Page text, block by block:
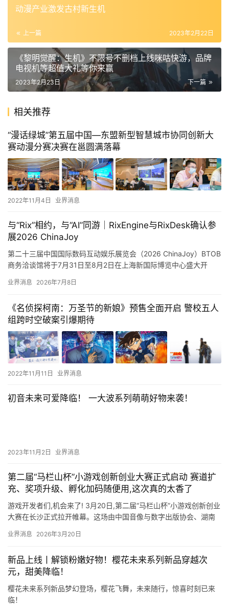
动漫产业激发古村新生机
上一篇 2023年2月22日
《黎明觉醒：生机》不限号不删档上线咪咕快游，品牌
电视机等超值大礼等你来赢
下一篇
2023年2月23日
相关推荐
“漫话绿城”第五届中国—东盟新型智慧城市协同创新大
赛动漫分赛决赛在邕圆满落幕
2022年11月4日 业界消息
与“Rix”相约，与“AI”同游｜RixEngine与RixDesk确认参
展2026 ChinaJoy
第二十三届中国国际数码互动娱乐展览会（2026 ChinaJoy）BTOB
商务洽谈馆将于7月31日至8月2日在上海新国际博览中心盛大开
业界消息 2026年7月8日
《名侦探柯南：万圣节的新娘》预售全面开启 警校五人
组跨时空破案引爆期待
2022年11月11日 业界消息
初音未来可爱降临！ 一大波系列萌萌好物来袭！
2023年11月2日 业界消息
第二届“马栏山杯”小游戏创新创业大赛正式启动 赛道扩
充、奖项升级、孵化加码随便用,这次真的太香了
游戏开发者们,机会来了! 3月20日,第二届“马栏山杯”小游戏创新创业
大赛在长沙正式拉开帷幕。这场由中国音像与数字出版协会、湖南
业界消息 2026年3月20日
新品上线丨解锁粉嫩好物！樱花未来系列新品穿越次
元，甜美降临！
樱花未来系列新品梦幻登场，樱花飞舞，未来随行，惊喜时刻已来
临！